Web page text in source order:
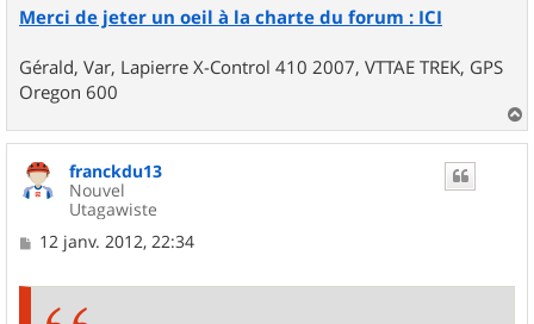
Merci de jeter un oeil à la charte du forum : ICI
Gérald, Var, Lapierre X-Control 410 2007, VTTAE TREK, GPS
Oregon 600
a
u
franckdu13
Nouvel
Utagawiste
M12 janv. 2012, 22:34